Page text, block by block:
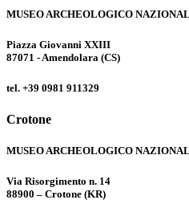
MUSEO ARCHEOLOGICO
Piazza Giovanni XXIII
87071 - Amendolara (CS)
tel. +39 0981 911329
Crotone
MUSEO ARCHEOLOGICO
Via Risorgimento n. 14
88900 – Crotone (KR)